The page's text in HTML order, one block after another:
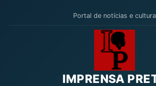
Portal de notícias e cultura
IMPRENSA